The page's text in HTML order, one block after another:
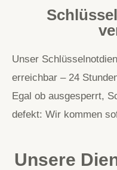
Unser
erreichbar – 24
Egal ob ausgesperrt,
defekt: Wir kommen
Unsere